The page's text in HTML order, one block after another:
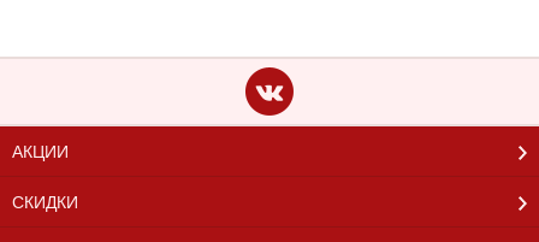
АКЦИИ
СКИДКИ